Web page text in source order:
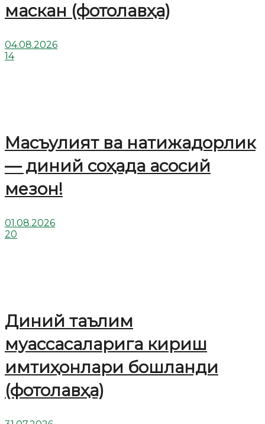
маскан (фотолавҳа)
04.08.2026
14
Масъулият ва натижадорлик
— диний соҳада асосий
мезон!
01.08.2026
20
Диний таълим
муассасаларига кириш
имтиҳонлари бошланди
(фотолавҳа)